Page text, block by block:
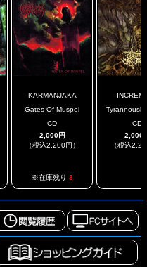
KARMANJAKA
Gates Of Muspel
CD
2,000円
（税込2,200円）
※在庫残り 3
Tyrannously
CD
2,000
（税込